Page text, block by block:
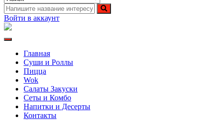
Yummybox Пангоды
Суши, роллы, пицца, вок Пангоды. Ямало-Ненецкий
автономный округ
Войти в аккаунт
Главная
Суши и Роллы
Пицца
Wok
Салаты Закуски
Сеты и Комбо
Напитки и Десерты
Контакты